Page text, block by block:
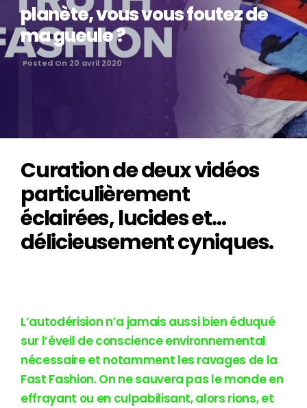
planète, vous vous foutez de
ma gueule ?
Posted On 20 avril 2020
Curation de deux vidéos
particulièrement
éclairées, lucides et…
délicieusement cyniques.
L’autodérision n’a jamais aussi bien éduqué
sur l’éveil de conscience environnemental
nécessaire et notamment les ravages de la
Fast Fashion. On ne sauvera pas le monde en
effrayant ou en culpabilisant, alors rions, et